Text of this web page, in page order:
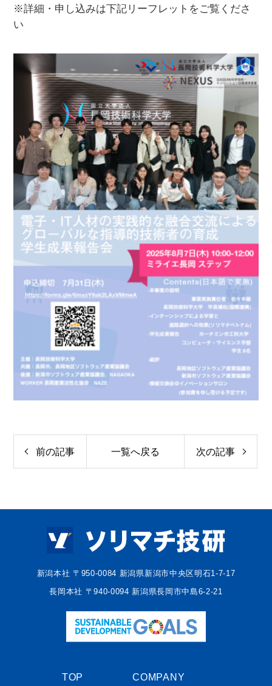
※詳細・申し込みは下記リーフレットをご覧くださ
い
前の記事 一覧へ戻る 次の記事
新潟本社 〒950-0084 新潟県新潟市中央区明石1-7-17
長岡本社 〒940-0094 新潟県長岡市中島6-2-21
TOP
COMPANY